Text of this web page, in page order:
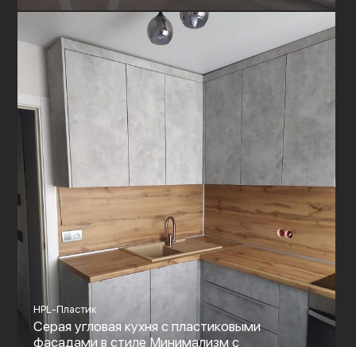
HPL-Пластик
Серая угловая кухня с пластиковыми
фасадами в стиле Минимализм с